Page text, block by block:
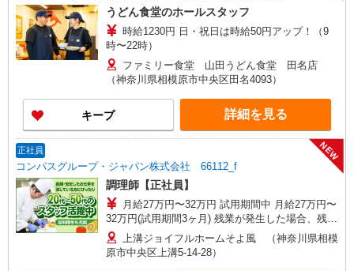
うどん食堂のホールスタッフ
時給1230円 日・祝日は時給50円アップ！（9
時〜22時）
ファミリー食堂 山田うどん食堂 田名店
（神奈川県相模原市中央区田名4093）
キープ 詳細を見る
正社員
コンパスグループ・ジャパン株式会社 66112_f
NEW
調理師【正社員】
月給27万円〜32万円 試用期間中 月給27万円〜
32万円(試用期間3ヶ月) 残業が発生した場合、残業
代を1分単位で別途支給します。 ※給与は経験や
前職給与に応じて決定します。
上溝ジョイフルホームそよ風 （神奈川県相模
原市中央区上溝5-14-28）